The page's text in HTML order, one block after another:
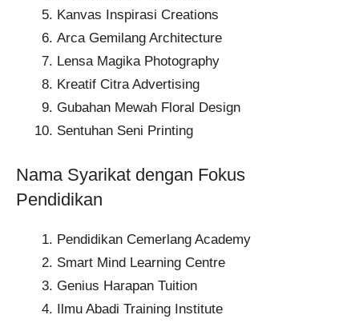
Kanvas Inspirasi Creations
Arca Gemilang Architecture
Lensa Magika Photography
Kreatif Citra Advertising
Gubahan Mewah Floral Design
Sentuhan Seni Printing
Nama Syarikat dengan Fokus
Pendidikan
Pendidikan Cemerlang Academy
Smart Mind Learning Centre
Genius Harapan Tuition
Ilmu Abadi Training Institute